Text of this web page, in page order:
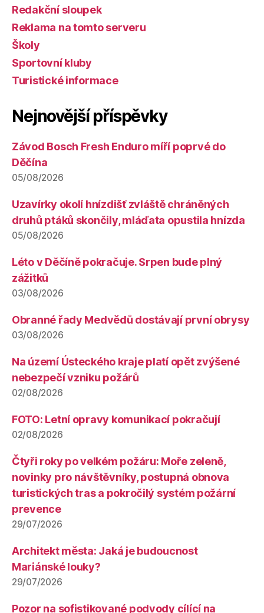
Redakční sloupek
Reklama na tomto serveru
Školy
Sportovní kluby
Turistické informace
Nejnovější příspěvky
Závod Bosch Fresh Enduro míří poprvé do
Děčína
05/08/2026
Uzavírky okolí hnízdišť zvláště chráněných
druhů ptáků skončily, mláďata opustila hnízda
05/08/2026
Léto v Děčíně pokračuje. Srpen bude plný
zážitků
03/08/2026
Obranné řady Medvědů dostávají první obrysy
03/08/2026
Na území Ústeckého kraje platí opět zvýšené
nebezpečí vzniku požárů
02/08/2026
FOTO: Letní opravy komunikací pokračují
02/08/2026
Čtyři roky po velkém požáru: Moře zeleně,
novinky pro návštěvníky, postupná obnova
turistických tras a pokročilý systém požární
prevence
29/07/2026
Architekt města: Jaká je budoucnost
Mariánské louky?
29/07/2026
Pozor na sofistikované podvody cílící na